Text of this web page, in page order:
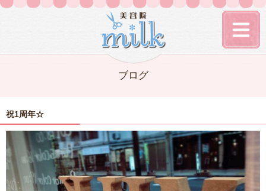
ブログ
祝1周年☆